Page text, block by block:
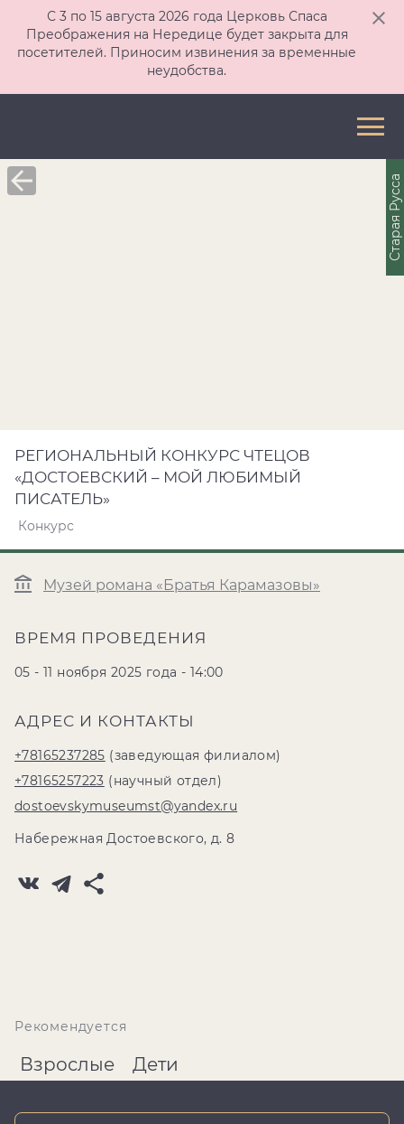
С 3 по 15 августа 2026 года Церковь Спаса
Преображения на Нередице будет закрыта для
посетителей. Приносим извинения за временные
неудобства.
РЕГИОНАЛЬНЫЙ КОНКУРС ЧТЕЦОВ
«ДОСТОЕВСКИЙ – МОЙ ЛЮБИМЫЙ
ПИСАТЕЛЬ»
Конкурс
Музей романа «Братья Карамазовы»
ВРЕМЯ ПРОВЕДЕНИЯ
05 - 11 ноября 2025 года - 14:00
АДРЕС И КОНТАКТЫ
+78165237285 (заведующая филиалом)
+78165257223 (научный отдел)
dostoevskymuseumst@yandex.ru
Набережная Достоевского, д. 8
Старая Русса
Рекомендуется
Взрослые Дети